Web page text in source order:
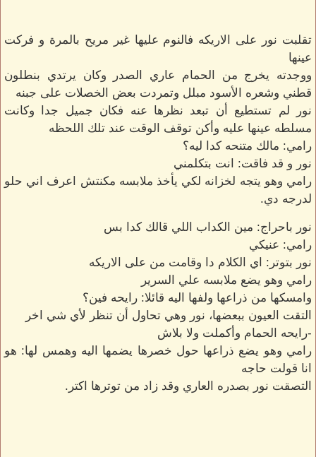
تقلبت نور على الاريكه فالنوم عليها غير مريح بالمرة و فركت
عينها
ووجدته يخرج من الحمام عاري الصدر وكان يرتدي بنطلون
قطني وشعره الأسود مبلل وتمردت بعض الخصلات على جبنه
نور لم تستطيع أن تبعد نظرها عنه فكان جميل جدا وكانت
مسلطه عينها عليه وأكن توقف الوقت عند تلك اللحظه
رامي: مالك متنحه كدا ليه؟
نور و قد فاقت: انت بتكلمني
رامي وهو يتجه لخزانه لكي يأخذ ملابسه مكنتش اعرف اني حلو
لدرجه دي.
نور باحراج: مين الكداب اللي قالك كدا بس
رامي: عنيكي
نور بتوتر: اي الكلام دا وقامت من على الاريكه
رامي وهو يضع ملابسه علي السرير
وامسكها من ذراعها ولفها اليه قائلا: رايحه فين؟
التقت العيون ببعضها، نور وهي تحاول أن تنظر لأي شي اخر
-رايحه الحمام وأكملت ولا بلاش
رامي وهو يضع ذراعها حول خصرها يضمها اليه وهمس لها: هو
انا قولت حاجه
التصقت نور بصدره العاري وقد زاد من توترها اكتر.